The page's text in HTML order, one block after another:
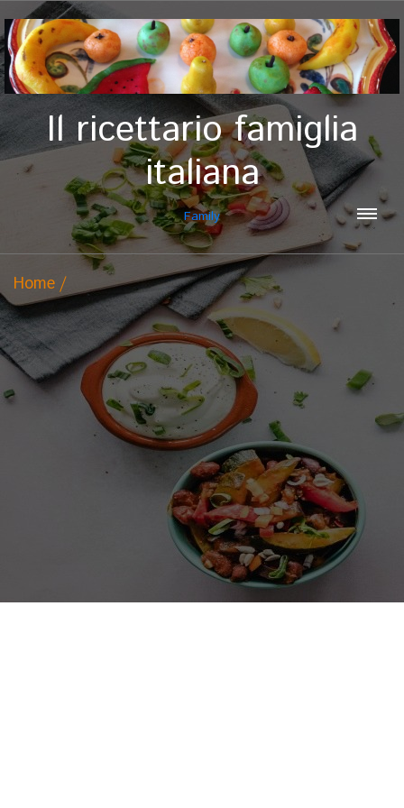
Il ricettario famiglia
italiana
Family
Home